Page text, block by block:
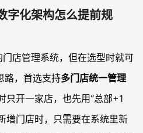
字化架构怎么提前规
店管理系统，但在选型时就可
路，首选支持多门店统一管理
只开一家店，也先用“总部+1
增门店时，只需要在系统里新